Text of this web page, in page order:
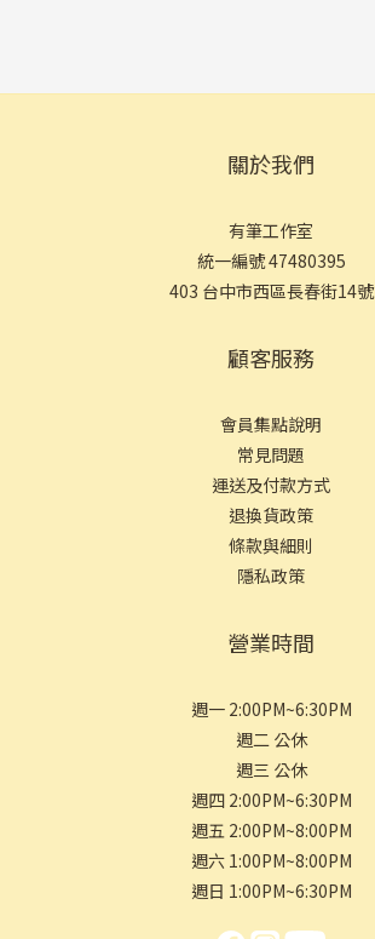
關於我們
有筆工作室
統一編號 47480395
403 台中市西區長春街14號
顧客服務
會員集點說明
常見問題
運送及付款方式
退換貨政策
條款與細則
隱私政策
營業時間
週一 2:00PM~6:30PM
週二 公休
週三 公休
週四 2:00PM~6:30PM
週五 2:00PM~8:00PM
週六 1:00PM~8:00PM
週日 1:00PM~6:30PM